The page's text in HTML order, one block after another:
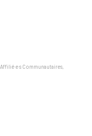
Affilié·e·s Communautaires,